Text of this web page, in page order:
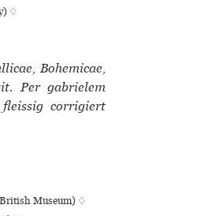
♢
Bohemicae,
Per gabrielem
fleissig corrigiert
Museum) ♢